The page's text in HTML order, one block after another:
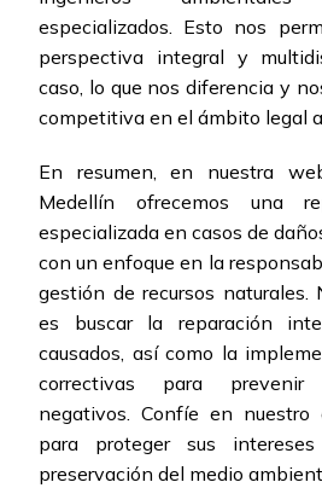
especializados. Esto nos
perspectiva integral y
caso, lo que nos diferencia y
competitiva en el ámbito legal
En resumen, en nuestra
Medellín ofrecemos una
especializada en casos de
con un enfoque en la
gestión de recursos naturales.
es buscar la reparación
causados, así como la
correctivas para prevenir
negativos. Confíe en nuestro
para proteger sus
preservación del medio